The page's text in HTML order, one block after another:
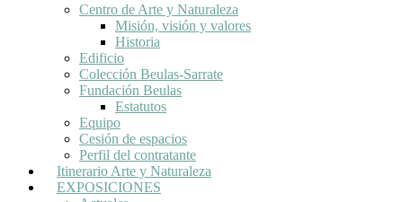
Centro de Arte y Naturaleza
Misión, visión y valores
Historia
Edificio
Colección Beulas-Sarrate
Fundación Beulas
Estatutos
Equipo
Cesión de espacios
Perfil del contratante
Itinerario Arte y Naturaleza
EXPOSICIONES